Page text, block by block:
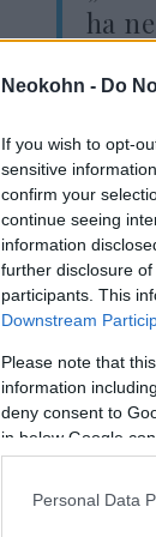
Neokohn - Do
If you wish to opt-
sensitive
confirm your
continue seeing
information
further disclosure
participants. This
Downstream
Please note that
information
deny consent to
in below Google
Personal Data
ha
A
között.
a
Trump